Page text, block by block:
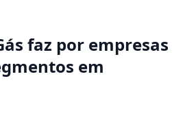
faz por empresas
em